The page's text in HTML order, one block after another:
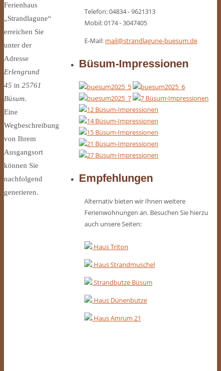
Ferienhaus
„Strandlagune“
erreichen Sie
unter der
Adresse
Erlengrund
45 in 25761
Büsum.
Eine
Wegbeschreibung
von Ihrem
Ausgangsort
können Sie
nachfolgend
generieren.
Telefon: 04834 - 9621313
Mobil: 0174 - 3047405
E-Mail: mail@strandlagune-buesum.de
Büsum-Impressionen
Empfehlungen
Alternativ bieten wir Ihnen weitere
Ferienwohnungen an. Besuchen Sie hierzu
auch unsere Seiten:
Haus Triton
Haus Strandmuschel
Strandbutze Büsum
Haus Dünenbutze
Haus Amrum 21